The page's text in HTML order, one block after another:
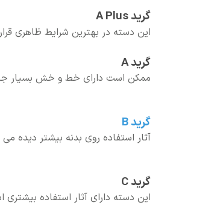
گرید A Plus
این دسته در بهترین شرایط ظاهری
گرید A
ممکن است دارای خط و خش بسیار
گرید B
آثار استفاده روی بدنه بیشتر دیده
گرید C
این دسته دارای آثار استفاده